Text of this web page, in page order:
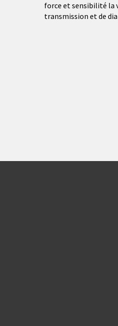
force et sensibilité la
transmission et de